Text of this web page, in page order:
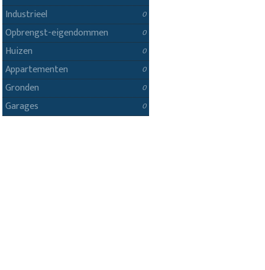
Industrieel 0
Opbrengst-eigendommen 0
Huizen 0
Appartementen 0
Gronden 0
Garages 0